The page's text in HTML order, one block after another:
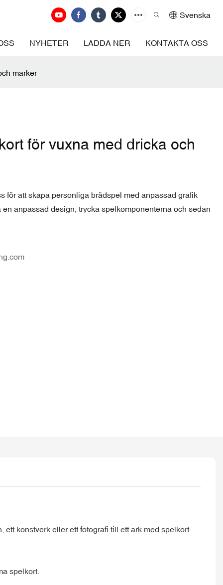
Svenska
NYHETER LADDA NER KONTAKTA OSS
marker
för vuxna med dricka och
för att skapa personliga brädspel med anpassad grafik
anpassad design, trycka spelkomponenterna och sedan
konstverk eller ett fotografi till ett ark med spelkort
spelkort.